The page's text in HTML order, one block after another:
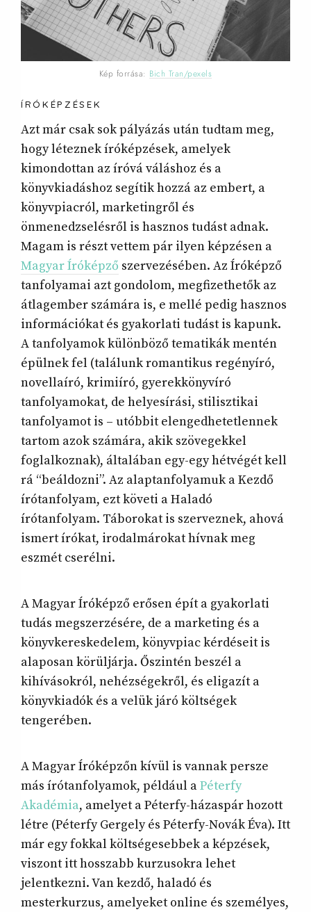
Kép forrása: Bich Tran/pexels
ÍRÓKÉPZÉSEK
Azt már csak sok pályázás után tudtam meg,
hogy léteznek íróképzések, amelyek
kimondottan az íróvá váláshoz és a
könyvkiadáshoz segítik hozzá az embert, a
könyvpiacról, marketingről és
önmenedzselésről is hasznos tudást adnak.
Magam is részt vettem pár ilyen képzésen a
Magyar Íróképző szervezésében. Az Íróképző
tanfolyamai azt gondolom, megfizethetők az
átlagember számára is, e mellé pedig hasznos
információkat és gyakorlati tudást is kapunk.
A tanfolyamok különböző tematikák mentén
épülnek fel (találunk romantikus regényíró,
novellaíró, krimiíró, gyerekkönyvíró
tanfolyamokat, de helyesírási, stilisztikai
tanfolyamot is – utóbbit elengedhetetlennek
tartom azok számára, akik szövegekkel
foglalkoznak), általában egy-egy hétvégét kell
rá “beáldozni”. Az alaptanfolyamuk a Kezdő
írótanfolyam, ezt követi a Haladó
írótanfolyam. Táborokat is szerveznek, ahová
ismert írókat, irodalmárokat hívnak meg
eszmét cserélni.
A Magyar Íróképző erősen épít a gyakorlati
tudás megszerzésére, de a marketing és a
könyvkereskedelem, könyvpiac kérdéseit is
alaposan körüljárja. Őszintén beszél a
kihívásokról, nehézségekről, és eligazít a
könyvkiadók és a velük járó költségek
tengerében.
A Magyar Íróképzőn kívül is vannak persze
más írótanfolyamok, például aPéterfy
Akadémia, amelyet a Péterfy-házaspár hozott
létre (Péterfy Gergely és Péterfy-Novák Éva). Itt
már egy fokkal költségesebbek a képzések,
viszont itt hosszabb kurzusokra lehet
jelentkezni. Van kezdő, haladó és
mesterkurzus, amelyeket online és személyes,